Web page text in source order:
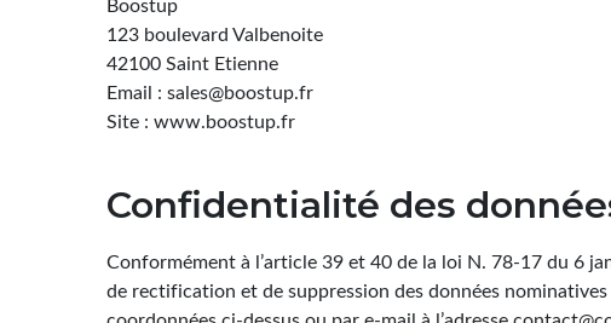
123 boulevard Valbenoite
42100 Saint Etienne
Email : sales@boostup.fr
Site : www.boostup.fr
Confidentialité des
Conformément à l’article 39 et 40 de la loi N. 78-17 du 6
de rectification et de suppression des données